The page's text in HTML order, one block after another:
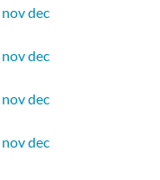
novdec
novdec
novdec
novdec